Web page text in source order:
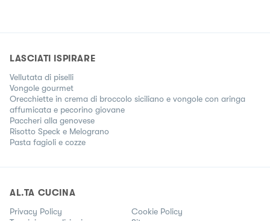
LASCIATI ISPIRARE
Vellutata di piselli
Vongole gourmet
Orecchiette in crema di broccolo siciliano e vongole con aringa
affumicata e pecorino giovane
Paccheri alla genovese
Risotto Speck e Melograno
Pasta fagioli e cozze
AL.TA CUCINA
Privacy Policy
Cookie Policy